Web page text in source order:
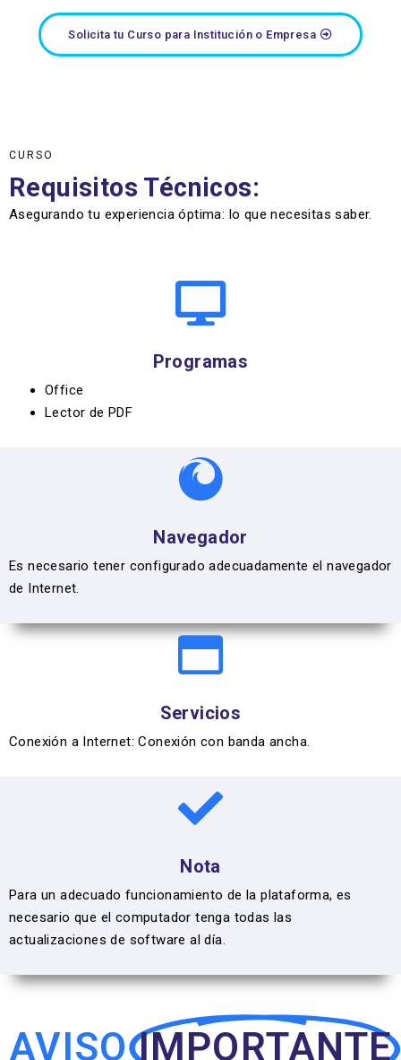
Solicita tu Curso para Institución o Empresa
CURSO
Requisitos Técnicos:
Asegurando tu experiencia óptima: lo que necesitas saber.
Programas
Office
Lector de PDF
Navegador
Es necesario tener configurado adecuadamente el navegador
de Internet.
Servicios
Conexión a Internet: Conexión con banda ancha.
Nota
Para un adecuado funcionamiento de la plataforma, es
necesario que el computador tenga todas las
actualizaciones de software al día.
AVISOIMPORTANTE